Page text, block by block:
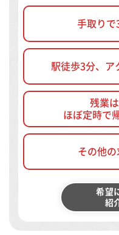
手取り
駅徒歩3分、ア
残業
ほぼ定時で
その他の
希望
紹